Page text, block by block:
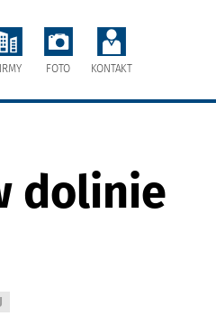
FOTO KONTAKT
dolinie